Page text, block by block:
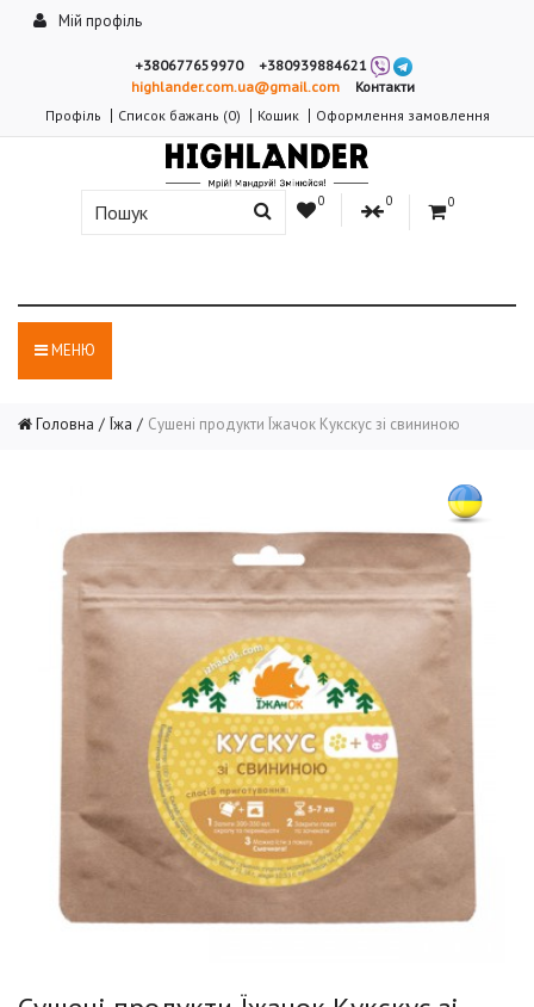
Мій профіль
+380677659970
+380939884621
highlander.com.ua@gmail.com
Контакти
Профіль
Список бажань (0) Кошик Оформлення замовлення
0 0 0
МЕНЮ
Головна Їжа Сушені продукти Їжачок Кукскус зі свининою